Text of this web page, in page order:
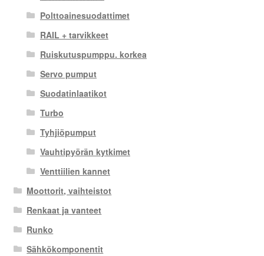
Polttoainesuodattimet
RAIL + tarvikkeet
Ruiskutuspumppu. korkea
Servo pumput
Suodatinlaatikot
Turbo
Tyhjiöpumput
Vauhtipyörän kytkimet
Venttiilien kannet
Moottorit, vaihteistot
Renkaat ja vanteet
Runko
Sähkökomponentit